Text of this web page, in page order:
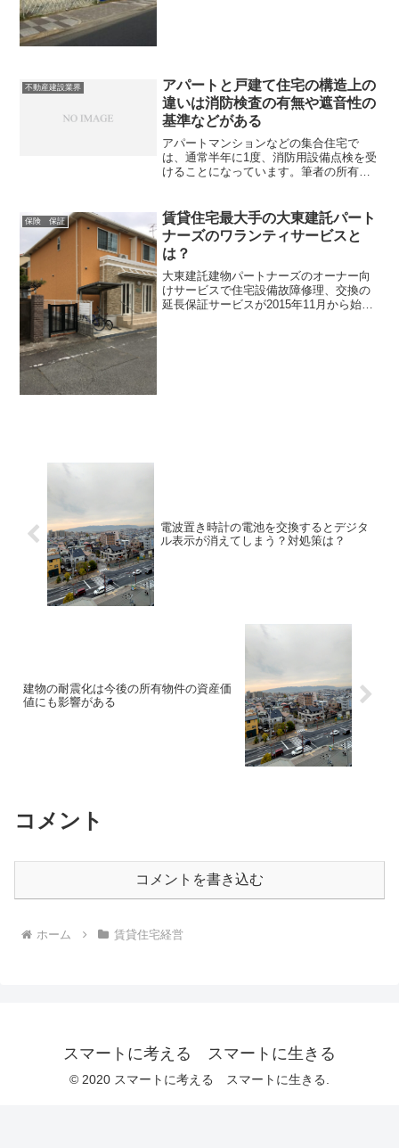
不動産建設業界
アパートと戸建て住宅の構造上の
違いは消防検査の有無や遮音性の
基準などがある
アパートマンションなどの集合住宅で
は、通常半年に1度、消防用設備点検を受
けることになっています。筆者の所有物
に訪れてきます。しかし消防用設備点検
は戸建住宅では行われま...
保険 保証
賃貸住宅最大手の大東建託パート
ナーズのワランティサービスと
は？
大東建託建物パートナーズのオーナー向
けサービスで住宅設備故障修理、交換の
延長保証サービスが2015年11月から始ま
電波置き時計の電池を交換するとデジタ
ル表示が消えてしまう？対処策は？
建物の耐震化は今後の所有物件の資産価
値にも影響がある
コメント
コメントを書き込む
ホーム 賃貸住宅経営
スマートに考える スマートに生きる
© 2020 スマートに考える スマートに生きる.